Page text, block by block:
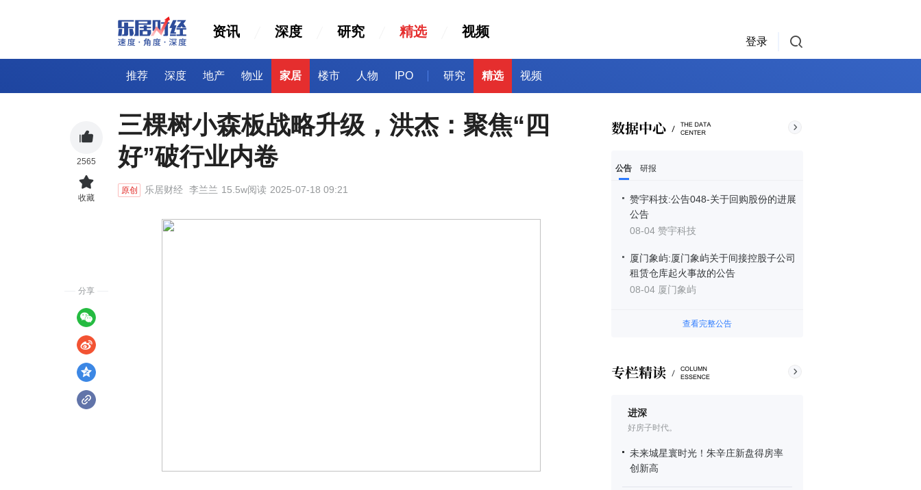
资讯 深度 研究 精选 视频
登录
推荐 深度 地产 物业 家居 楼市 人物 IPO 研究 精选 视频
公告 研报
赞宇科技:公告048-关于回购股份的进展
公告
08-04 赞宇科技
厦门象屿:厦门象屿关于间接控股子公司
租赁仓库起火事故的公告
08-04 厦门象屿
查看完整公告
进深
好房子时代。
未来城星寰时光！朱辛庄新盘得房率
创新高
三棵树小森板战略升级，洪杰：聚焦“四
好”破行业内卷
原创 乐居财经 李兰兰 15.5w阅读 2025-07-18 09:21
2565
收藏
分享